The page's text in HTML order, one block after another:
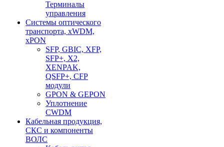
Терминалы
управления
Системы оптического
транспорта, xWDM,
xPON
SFP, GBIC, XFP,
SFP+, X2,
XENPAK,
QSFP+, CFP
модули
GPON & GEPON
Уплотнение
CWDM
Кабельная продукция,
СКС и компоненты
ВОЛС